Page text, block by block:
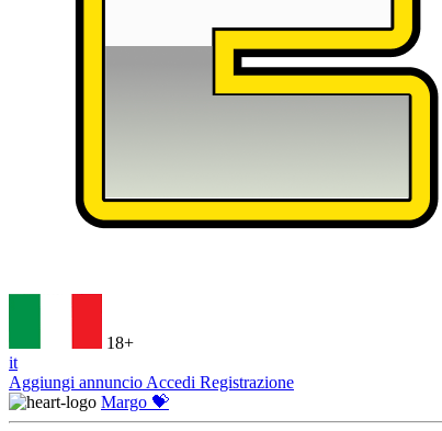
18+
it
Aggiungi annuncio Accedi Registrazione
Margo 💝